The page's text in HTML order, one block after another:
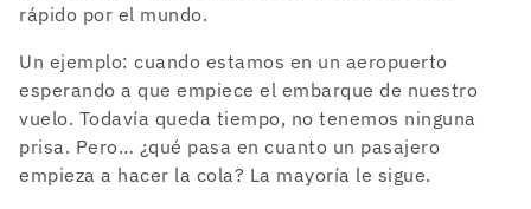
rápido por el mundo.
Un ejemplo: cuando estamos en un aeropuerto
esperando a que empiece el embarque de nuestro
vuelo. Todavía queda tiempo, no tenemos ninguna
prisa. Pero… ¿qué pasa en cuanto un pasajero
empieza a hacer la cola? La mayoría le sigue.